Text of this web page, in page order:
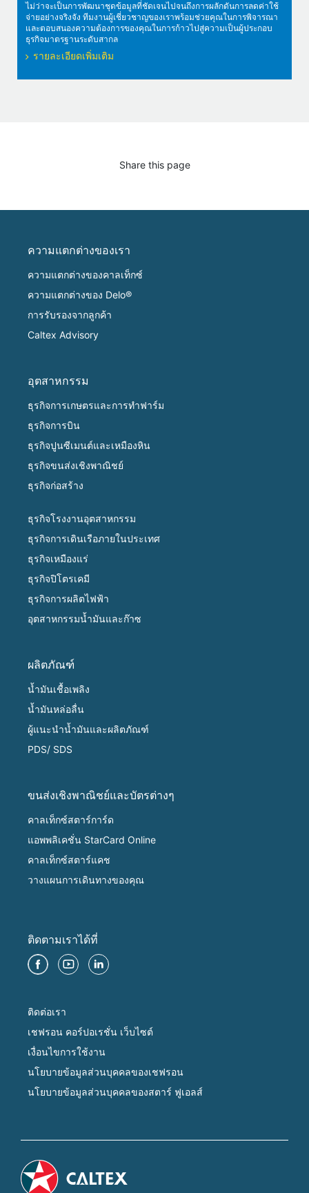
ไม่ว่าจะเป็นการพัฒนาชุดข้อมูลที่ชัดเจนไปจนถึงการผลักดันการลดค่าใช้
จ่ายอย่างจริงจัง ทีมงานผู้เชี่ยวชาญของเราพร้อมช่วยคุณในการพิจารณา
และตอบสนองความต้องการของคุณในการก้าวไปสู่ความเป็นผู้ประกอบ
ธุรกิจมาตรฐานระดับสากล
รายละเอียดเพิ่มเติม
Share this page
ความแตกต่างของเรา
ความแตกต่างของคาลเท็กซ์
ความแตกต่างของ Delo®
การรับรองจากลูกค้า
Caltex Advisory
อุตสาหกรรม
ธุรกิจการเกษตรและการทำฟาร์ม
ธุรกิจการบิน
ธุรกิจปูนซีเมนต์และเหมืองหิน
ธุรกิจขนส่งเชิงพาณิชย์
ธุรกิจก่อสร้าง
ธุรกิจโรงงานอุตสาหกรรม
ธุรกิจการเดินเรือภายในประเทศ
ธุรกิจเหมืองแร่
ธุรกิจปิโตรเคมี
ธุรกิจการผลิตไฟฟ้า
อุตสาหกรรมน้ำมันและก๊าซ
ผลิตภัณฑ์
น้ำมันเชื้อเพลิง
น้ำมันหล่อลื่น
ผู้แนะนำน้ำมันและผลิตภัณฑ์
PDS/ SDS
ขนส่งเชิงพาณิชย์และบัตรต่างๆ
คาลเท็กซ์สตาร์การ์ด
แอพพลิเคชั่น StarCard Online
คาลเท็กซ์สตาร์แคช
วางแผนการเดินทางของคุณ
ติดตามเราได้ที่
ติดต่อเรา
เชฟรอน คอร์ปอเรชั่น เว็บไซต์
เงื่อนไขการใช้งาน
นโยบายข้อมูลส่วนบุคคลของเชฟรอน
นโยบายข้อมูลส่วนบุคคลของสตาร์ ฟูเอลส์